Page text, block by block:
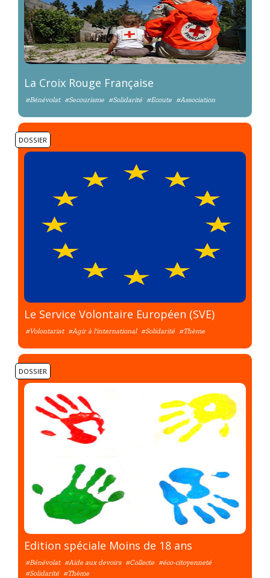
La Croix Rouge Française
#Bénévolat #Secourisme #Solidarité #Ecoute #Association
DOSSIER
Le Service Volontaire Européen (SVE)
#Volontariat #Agir à l'international #Solidarité #Thème
DOSSIER
Edition spéciale Moins de 18 ans
#Bénévolat #Aide aux devoirs #Collecte #éco-citoyenneté
#Solidarité #Thème